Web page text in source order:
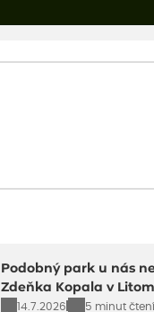
Podobný park u nás
Zdeňka Kopala v
14.7.2026
5 minut čtení